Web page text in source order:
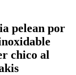
pelean por
chico al